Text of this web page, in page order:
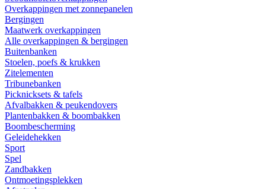
Overkappingen met zonnepanelen
Bergingen
Maatwerk overkappingen
Alle overkappingen & bergingen
Buitenbanken
Stoelen, poefs & krukken
Zitelementen
Tribunebanken
Picknicksets & tafels
Afvalbakken & peukendovers
Plantenbakken & boombakken
Boombescherming
Geleidehekken
Sport
Spel
Zandbakken
Ontmoetingsplekken